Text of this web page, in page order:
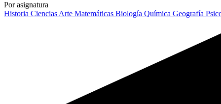
Por asignatura
Historia Ciencias Arte Matemáticas Biología Química Geografía